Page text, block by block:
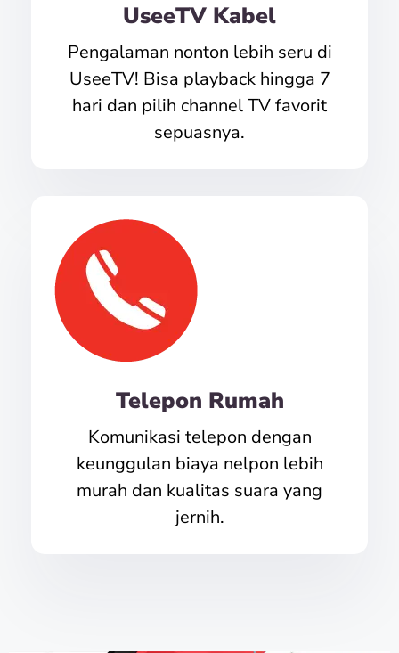
UseeTV Kabel
Pengalaman nonton lebih seru di
UseeTV! Bisa playback hingga 7
hari dan pilih channel TV favorit
sepuasnya.
Telepon Rumah
Komunikasi telepon dengan
keunggulan biaya nelpon lebih
murah dan kualitas suara yang
jernih.